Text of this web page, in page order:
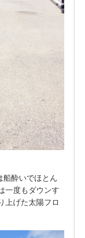
船酔いでほとん
一度もダウンす
上げた太陽フロ